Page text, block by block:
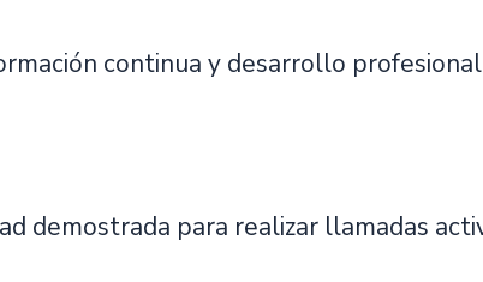
continua y desarrollo
demostrada para realizar llamadas